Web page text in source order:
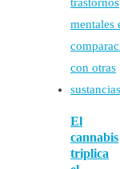
El
cannabis
triplica